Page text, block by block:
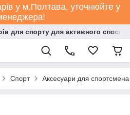
у м.Полтава, уточнюйте у
для спорту для активного
Спорт Аксесуари для спортсмена